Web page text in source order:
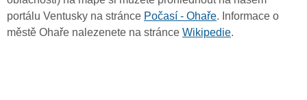
portálu Ventusky na stránce Počasí - Ohaře. Informace o
městě Ohaře nalezenete na stránce Wikipedie.